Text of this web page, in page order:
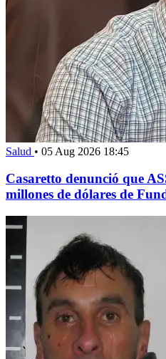
Salud • 05 Aug 2026 18:45
Casaretto denunció que
millones de dólares de